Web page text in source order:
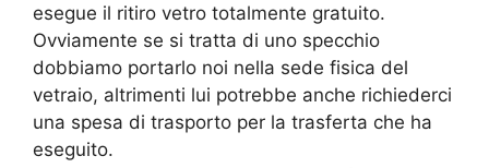
esegue il ritiro vetro totalmente gratuito.
Ovviamente se si tratta di uno specchio
dobbiamo portarlo noi nella sede fisica del
vetraio, altrimenti lui potrebbe anche richiederci
una spesa di trasporto per la trasferta che ha
eseguito.